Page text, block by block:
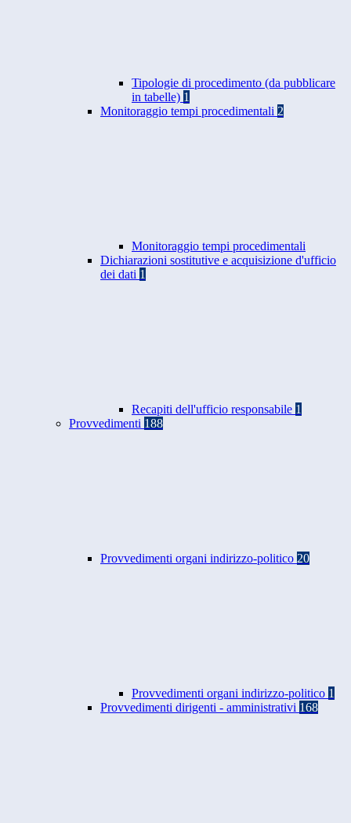
Tipologie di procedimento (da pubblicare
in tabelle) 1
Monitoraggio tempi procedimentali 2
Monitoraggio tempi procedimentali
Dichiarazioni sostitutive e acquisizione d'ufficio
dei dati 1
Recapiti dell'ufficio responsabile 1
Provvedimenti 188
Provvedimenti organi indirizzo-politico 20
Provvedimenti organi indirizzo-politico 1
Provvedimenti dirigenti - amministrativi 168